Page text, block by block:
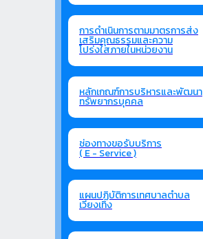
การดำเนินการตามมาตรการส่ง
เสริมคุณธรรมและความ
โปร่งใสภายในหน่วยงาน
หลักเกณฑ์การบริหารและพัฒนา
ทรัพยากรบุคคล
ช่องทางขอรับบริการ
( E - Service )
แผนปฏิบัติการเทศบาลตำบล
เวียงเทิง